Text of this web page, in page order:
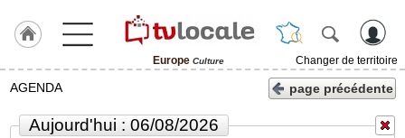
Europe Culture
Changer de territoire
J'adhère
AGENDA page précédente
Aujourd'hui : 06/08/2026